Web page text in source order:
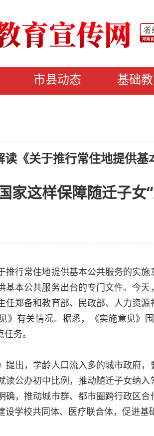
市县动态 基础
《关于推行常住地提供基
家这样保障随迁子女
行常住地提供基本公共服务的实施
基本公共服务出台的专门文件。今
任郑备和教育部、民政部、人力资
》有关情况。据悉，《实施意见》
务。
出，学龄人口流入多的城市政府，
读公办初中比例，推动随迁子女纳
，推动城市群、都市圈跨行政区合
学校共同体、医疗联合体，促进基